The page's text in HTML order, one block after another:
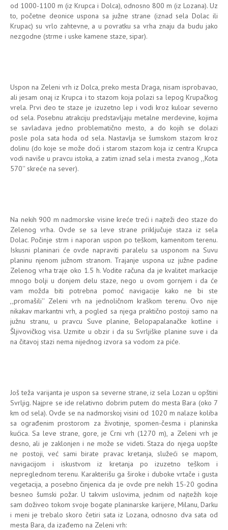
od 1000-1100 m (iz Krupca i Dolca), odnosno 800 m (iz Lozana). Uz
to, početne deonice uspona sa južne strane (iznad sela Dolac ili
Krupac) su vrlo zahtevne, a u povratku sa vrha znaju da budu jako
nezgodne (strme i uske kamene staze, sipar).
Uspon na Zeleni vrh iz Dolca, preko mesta Draga, nisam isprobavao,
ali jesam onaj iz Krupca i to stazom koja polazi sa lepog Krupačkog
vrela. Prvi deo te staze je izuzetno lep i vodi kroz kuloar severno
od sela. Posebnu atrakciju predstavljaju metalne merdevine, kojima
se savladava jedno problematično mesto, a do kojih se dolazi
posle pola sata hoda od sela. Nastavlja se šumskom stazom kroz
dolinu (do koje se može doći i starom stazom koja iz centra Krupca
vodi naviše u pravcu istoka, a zatim iznad sela i mesta zvanog ,,Kota
570'' skreće na sever).
Na nekih 900 m nadmorske visine kreće treći i najteži deo staze do
Zelenog vrha. Ovde se sa leve strane priključuje staza iz sela
Dolac. Počinje strm i naporan uspon po teškom, kamenitom terenu.
Iskusni planinari će ovde napraviti paralelu sa usponom na Suvu
planinu njenom južnom stranom. Trajanje uspona uz južne padine
Zelenog vrha traje oko 1.5 h. Vodite računa da je kvalitet markacije
mnogo bolji u donjem delu staze, nego u ovom gornjem i da će
vam možda biti potrebna pomoć navigacije kako ne bi ste
,,promašili'' Zeleni vrh na jednoličnom kraškom terenu. Ovo nije
nikakav markantni vrh, a pogled sa njega praktično postoji samo na
južnu stranu, u pravcu Suve planine, Belopapalanačke kotline i
Šljivovičkog visa. Uzmite u obzir i da su Svrljiške planine suve i da
na čitavoj stazi nema nijednog izvora sa vodom za piće.
Još teža varijanta je uspon sa severne strane, iz sela Lozan u opštini
Svrljig. Najpre se ide relativno dobrim putem do mesta Bara (oko 7
km od sela). Ovde se na nadmorskoj visini od 1020 m nalaze koliba
sa ograđenim prostorom za životinje, spomen-česma i planinska
kućica. Sa leve strane, gore, je Crni vrh (1270 m), a Zeleni vrh je
desno, ali je zaklonjen i ne može se videti. Staza do njega uopšte
ne postoji, već sami birate pravac kretanja, služeći se mapom,
navigacijom i iskustvom iz kretanja po izuzetno teškom i
nepreglednom terenu. Karakterišu ga široke i duboke vrtače i gusta
vegetacija, a posebno činjenica da je ovde pre nekih 15-20 godina
besneo šumski požar. U takvim uslovima, jednim od najtežih koje
sam doživeo tokom svoje bogate planinarske karijere, Milanu, Darku
i meni je trebalo skoro četiri sata iz Lozana, odnosno dva sata od
mesta Bara, da izađemo na Zeleni vrh: